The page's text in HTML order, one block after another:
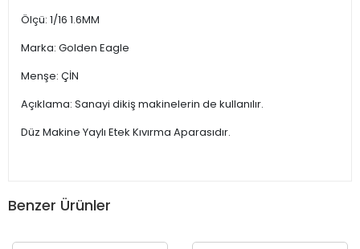
Ölçü: 1/16 1.6MM
Marka: Golden Eagle
Menşe: ÇİN
Açıklama: Sanayi dikiş makinelerin de kullanılır.
Düz Makine Yaylı Etek Kıvırma Aparasıdır.
Benzer Ürünler